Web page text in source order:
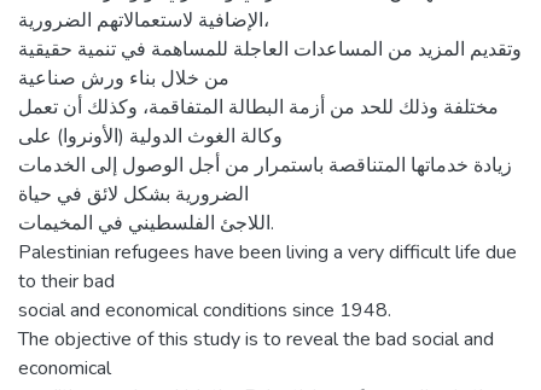
الإضافية لاستعمالاتهم الضرورية،
وتقديم المزيد من المساعدات العاجلة للمساهمة في تنمية حقيقية
من خلال بناء ورش صناعية
مختلفة وذلك للحد من أزمة البطالة المتفاقمة، وكذلك أن تعمل
وكالة الغوث الدولية (الأونروا) على
زيادة خدماتها المتناقصة باستمرار من أجل الوصول إلى الخدمات
الضرورية بشكل لائق في حياة
اللاجئ الفلسطيني في المخيمات.
Palestinian refugees have been living a very difficult life due
to their bad
social and economical conditions since 1948.
The objective of this study is to reveal the bad social and
economical